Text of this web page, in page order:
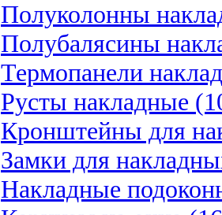
Полуколонны
Полубалясины
Термопанели
Русты накладные
Кронштейны для
Замки для
Накладные